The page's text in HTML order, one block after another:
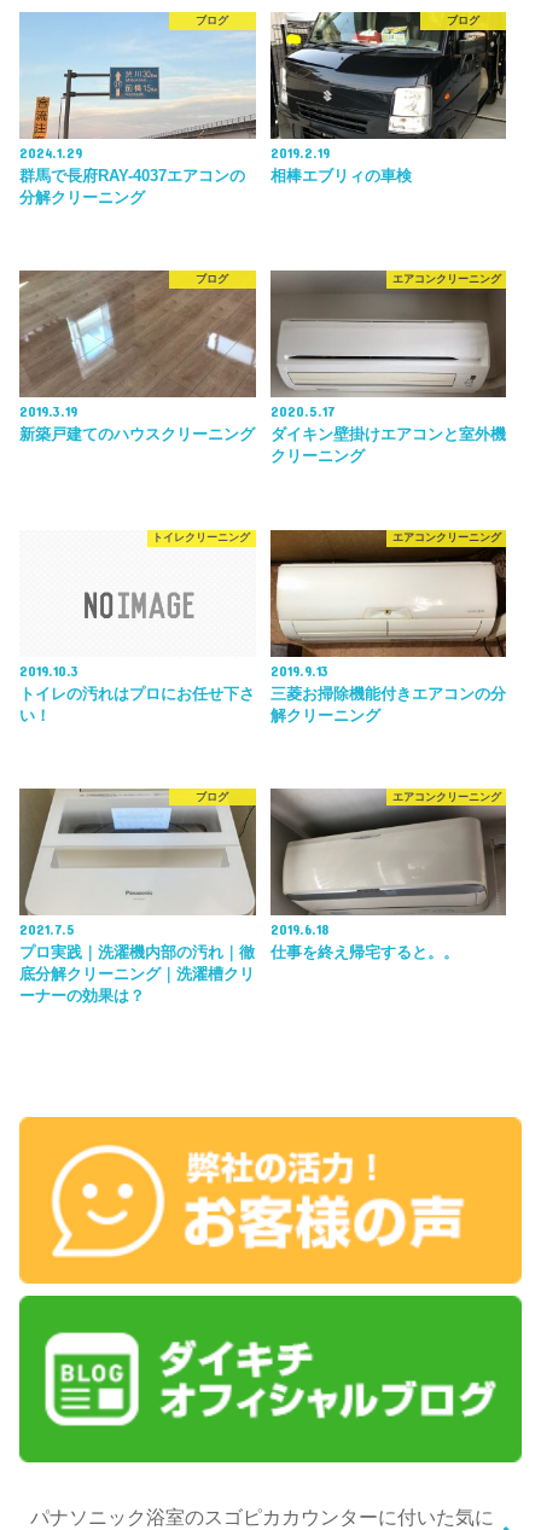
ブログ
2024.1.29
群馬で長府RAY-4037エアコンの
分解クリーニング
ブログ
2019.2.19
相棒エブリィの車検
ブログ
2019.3.19
新築戸建てのハウスクリーニング
エアコンクリーニング
2020.5.17
ダイキン壁掛けエアコンと室外機
クリーニング
トイレクリーニング
2019.10.3
トイレの汚れはプロにお任せ下さ
い！
エアコンクリーニング
2019.9.13
三菱お掃除機能付きエアコンの分
解クリーニング
ブログ
2021.7.5
プロ実践｜洗濯機内部の汚れ｜徹
底分解クリーニング｜洗濯槽クリ
ーナーの効果は？
エアコンクリーニング
2019.6.18
仕事を終え帰宅すると。。
パナソニック浴室のスゴピカカウンターに付いた気に